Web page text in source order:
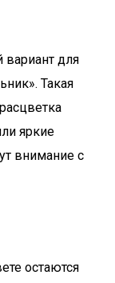
для
Такая
яркие
внимание с
остаются